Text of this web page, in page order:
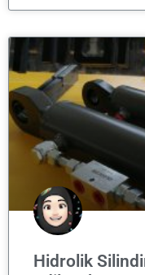
Hidrolik